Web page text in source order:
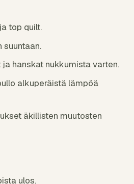
top quilt.
suuntaan.
hanskat nukkumista varten.
alkuperäistä lämpöä
äkillisten muutosten
ulos.